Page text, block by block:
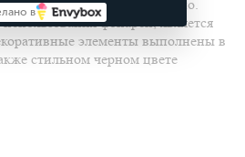
крепление также герметично.
фонарей, является
элементы выполнены в
стильном черном цвете
в